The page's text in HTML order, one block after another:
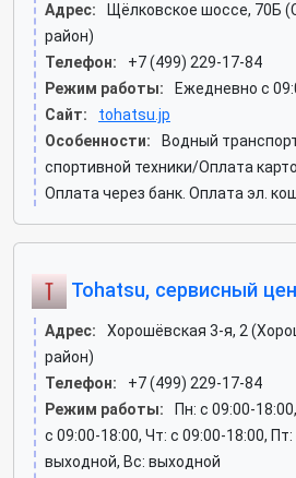
Адрес:
Щёлковское шоссе, 70Б
район)
Телефон:
+7 (499) 229-17-84
Режим работы:
Ежедневно с
Сайт:
tohatsu.jp
Особенности:
Водный
спортивной техники/Оплата
Оплата через банк. Оплата эл.
Tohatsu, сервисный
Адрес:
Хорошёвская 3-я, 2
район)
Телефон:
+7 (499) 229-17-84
Режим работы:
Пн: c 09:00-
c 09:00-18:00, Чт: c 09:00-18:00,
выходной, Вс: выходной